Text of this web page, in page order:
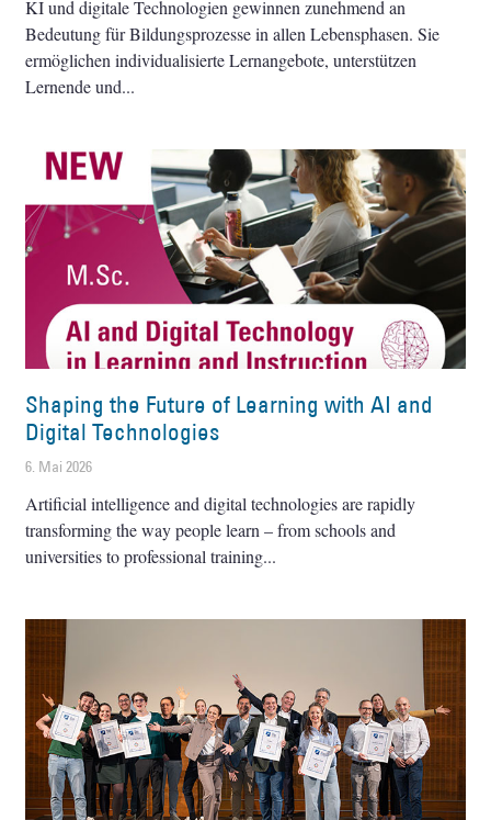
KI und digitale Technologien gewinnen zunehmend an
Bedeutung für Bildungsprozesse in allen Lebensphasen. Sie
ermöglichen individualisierte Lernangebote, unterstützen
Lernende und
Shaping the Future of Learning with AI and
Digital Technologies
6. Mai 2026
Artificial intelligence and digital technologies are rapidly
transforming the way people learn – from schools and
universities to professional training